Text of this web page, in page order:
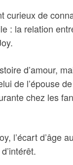
curieux de
: la relation
d’amour,
de l’épouse
chez les
l’écart d’âge